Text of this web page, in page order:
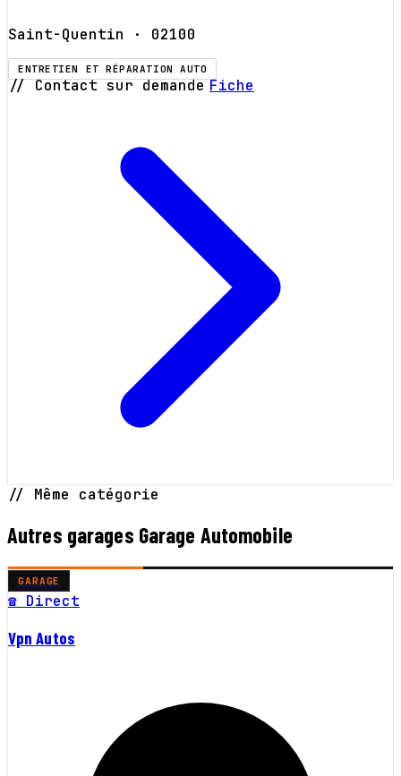
Saint-Quentin · 02100
ENTRETIEN ET RÉPARATION AUTO
// Contact sur demande Fiche
// Même catégorie
Autres garages Garage Automobile
GARAGE
☎ Direct
Vpn Autos